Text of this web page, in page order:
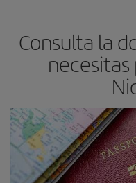
Consulta la